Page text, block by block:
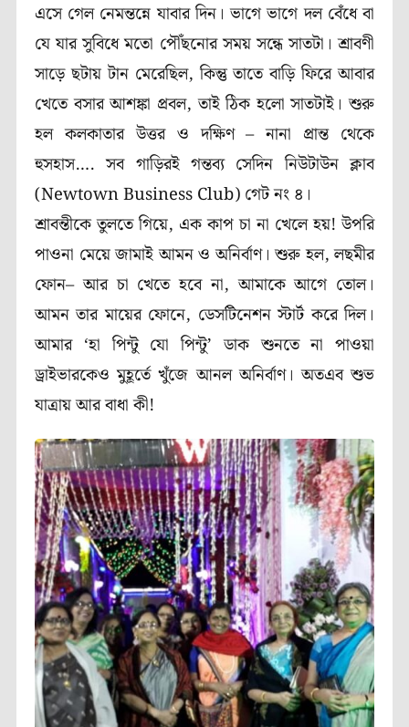
এসে গেল নেমন্তন্নে যাবার দিন। ভাগে ভাগে দল বেঁধে বা
যে যার সুবিধে মতো পৌঁছনোর সময় সন্ধে সাতটা। শ্রাবণী
সাড়ে ছটায় টান মেরেছিল, কিন্তু তাতে বাড়ি ফিরে আবার
খেতে বসার আশঙ্কা প্রবল, তাই ঠিক হলো সাতটাই। শুরু
হল কলকাতার উত্তর ও দক্ষিণ – নানা প্রান্ত থেকে
হুসহাস…. সব গাড়িরই গন্তব্য সেদিন নিউটাউন ক্লাব
(Newtown Business Club) গেট নং ৪।
শ্রাবন্তীকে তুলতে গিয়ে, এক কাপ চা না খেলে হয়! উপরি
পাওনা মেয়ে জামাই আমন ও অনির্বাণ। শুরু হল, লছমীর
ফোন– আর চা খেতে হবে না, আমাকে আগে তোল।
আমন তার মায়ের ফোনে, ডেসটিনেশন স্টার্ট করে দিল।
আমার ‘হা পিন্টু যো পিন্টু’ ডাক শুনতে না পাওয়া
ড্রাইভারকেও মুহূর্তে খুঁজে আনল অনির্বাণ। অতএব শুভ
যাত্রায় আর বাধা কী!